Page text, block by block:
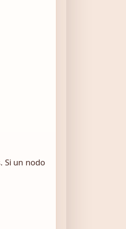
Si un nodo